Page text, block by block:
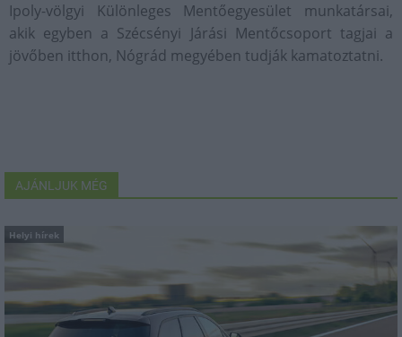
Ipoly-völgyi Különleges Mentőegyesület munkatársai,
akik egyben a Szécsényi Járási Mentőcsoport tagjai a
jövőben itthon, Nógrád megyében tudják kamatoztatni.
AJÁNLJUK MÉG
Helyi hírek